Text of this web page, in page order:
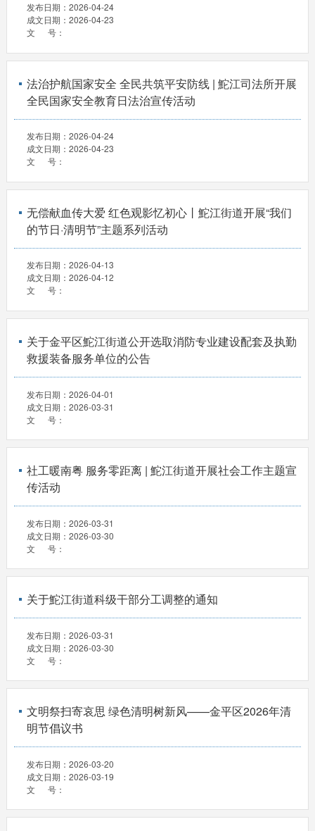
发布日期： 2026-04-24
成文日期： 2026-04-23
文 号：
法治护航国家安全 全民共筑平安防线 | 鮀江司法所开展
全民国家安全教育日法治宣传活动
发布日期： 2026-04-24
成文日期： 2026-04-23
文 号：
无偿献血传大爱 红色观影忆初心丨鮀江街道开展“我们
的节日·清明节”主题系列活动
发布日期： 2026-04-13
成文日期： 2026-04-12
文 号：
关于金平区鮀江街道公开选取消防专业建设配套及执勤
救援装备服务单位的公告
发布日期： 2026-04-01
成文日期： 2026-03-31
文 号：
社工暖南粤 服务零距离 | 鮀江街道开展社会工作主题宣
传活动
发布日期： 2026-03-31
成文日期： 2026-03-30
文 号：
关于鮀江街道科级干部分工调整的通知
发布日期： 2026-03-31
成文日期： 2026-03-30
文 号：
文明祭扫寄哀思 绿色清明树新风——金平区2026年清
明节倡议书
发布日期： 2026-03-20
成文日期： 2026-03-19
文 号：